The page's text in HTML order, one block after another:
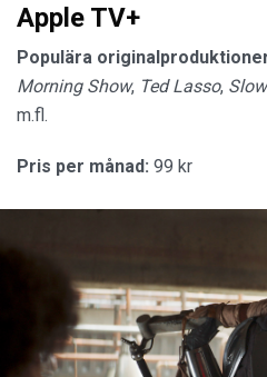
Apple TV+
Populära
Morning Show, Ted Lasso,
m.fl.
Pris per månad: 99 kr